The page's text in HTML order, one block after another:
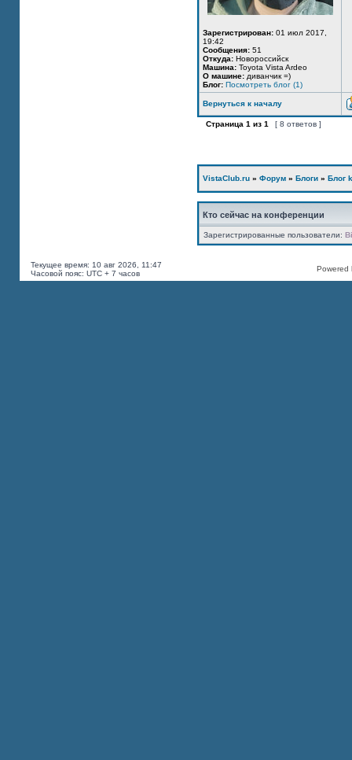
Зарегистрирован: 01 июл 2017,
19:42
Сообщения: 51
Откуда: Новороссийск
Машина: Toyota Vista Ardeo
О машине: диванчик =)
Блог: Посмотреть блог (1)
Вернуться к началу
Страница 1 из 1 [ 8 ответов ]
VistaClub.ru » Форум » Блоги » Блог
Кто сейчас на конференции
Зарегистрированные пользователи:
Текущее время: 10 авг 2026, 11:47
Часовой пояс: UTC + 7 часов
Powered